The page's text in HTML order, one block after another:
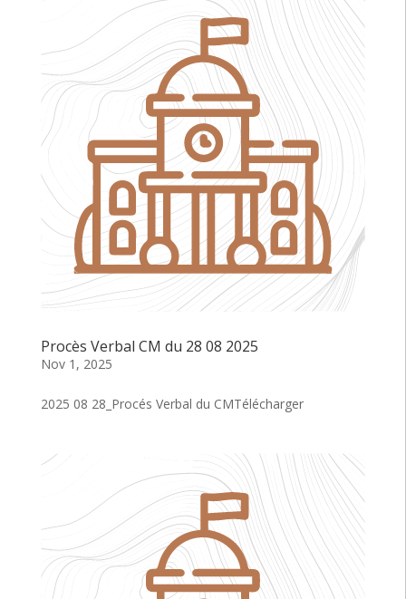
Procès Verbal CM du 28 08 2025
Nov 1, 2025
2025 08 28_Procés Verbal du CMTélécharger